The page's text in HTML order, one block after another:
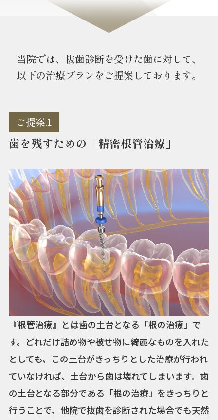
当院では、抜歯診断を受けた歯に対して、
以下の治療プランをご提案しております。
ご提案.1
歯を残すための「精密根管治療」
『根管治療』とは歯の土台となる「根の治療」で
す。どれだけ詰め物や被せ物に綺麗なものを入れた
としても、この土台がきっちりとした治療が行われ
ていなければ、土台から歯は壊れてしまいます。歯
の土台となる部分である「根の治療」をきっちりと
行うことで、他院で抜歯を診断された場合でも天然